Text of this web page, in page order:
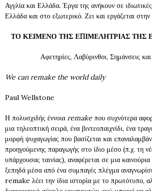
Αγγλία και Ελλάδα. Έργα της ανήκουν σε
Ελλάδα και στο εξωτερικό. Ζει και εργάζεται
ΤΟ ΚΕΙΜΕΝΟ ΤΗΣ ΕΠΙΜΕΛΗΤΡΙΑΣ ΤΗΣ
Αφετηρίες, Λαβύρινθοι, Σημάνσεις
We can remake the world daily
Paul Wellstone
Η πολυσχιδής έννοια remake που συχνότερα
μια τηλεοπτική σειρά, ένα βιντεοπαιχνίδι, ένα
μορφή ψυχαγωγίας που βασίζεται και
προηγούμενης παραγωγής στο ίδιο μέσο (π.χ. τη
υπάρχουσας ταινίας), αναφέρεται σε μια
ξεπηδά μέσα από ένα συμπαγές πλέγμα
remake λέει την ίδια ιστορία με το πρωτότυπο,